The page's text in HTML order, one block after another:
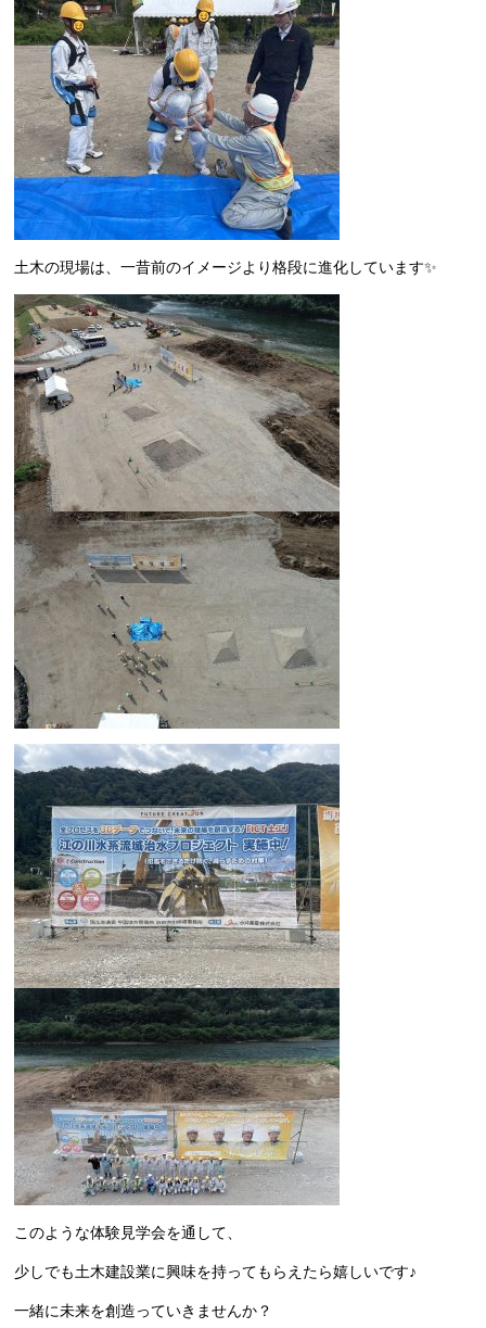
土木の現場は、一昔前のイメージより格段に進化しています✨
このような体験見学会を通して、
少しでも土木建設業に興味を持ってもらえたら嬉しいです♪
一緒に未来を創造っていきませんか？